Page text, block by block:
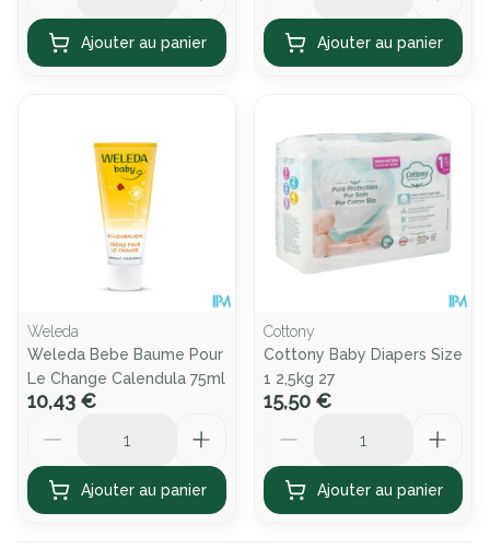
Ajouter au panier Ajouter au panier
Weleda
Weleda Bebe Baume Pour
Le Change Calendula 75ml
10,43 €
Ajouter au panier
Cottony
Cottony Baby Diapers Size
1 2,5kg 27
15,50 €
Ajouter au panier